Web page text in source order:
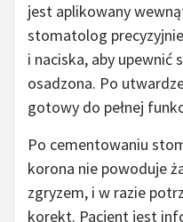
jest aplikowany
stomatolog
i naciska, aby upewnić
osadzona. Po
gotowy do pełnej
Po cementowaniu
korona nie powoduje
zgryzem, i w razie
korekt. Pacjent jest